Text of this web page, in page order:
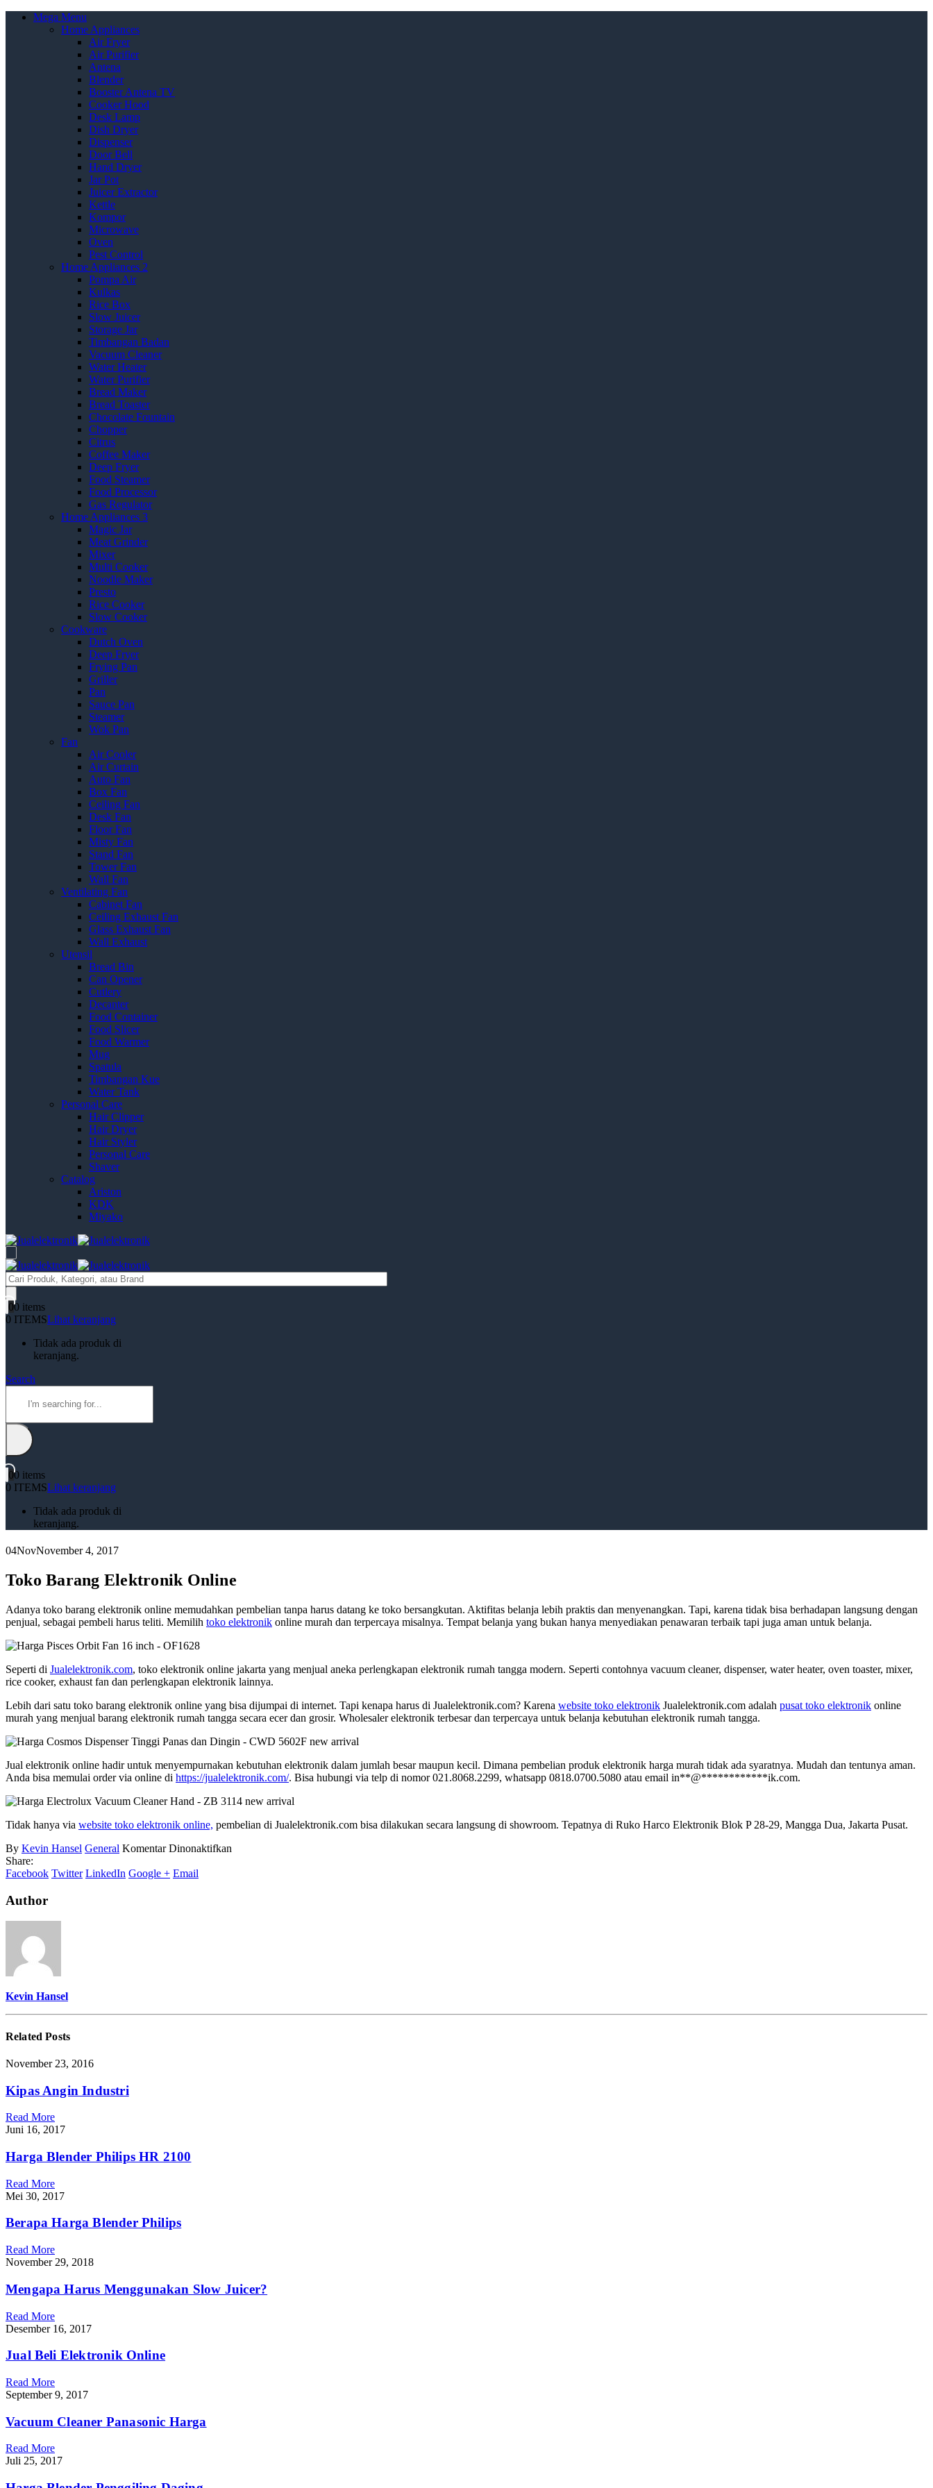
Mega Menu
Home Appliances
Air Fryer
Air Purifier
Antena
Blender
Booster Antena TV
Cooker Hood
Desk Lamp
Dish Dryer
Dispenser
Door Bell
Hand Dryer
Jar Pot
Juicer Extractor
Kettle
Kompor
Microwave
Oven
Pest Control
Home Appliances 2
Pompa Air
Kulkas
Rice Box
Slow Juicer
Storage Jar
Timbangan Badan
Vacuum Cleaner
Water Heater
Water Purifier
Bread Maker
Bread Toaster
Chocolate Fountain
Chopper
Citrus
Coffee Maker
Deep Fryer
Food Steamer
Food Processor
Gas Regulator
Home Appliances 3
Magic Jar
Meat Grinder
Mixer
Multi Cooker
Noodle Maker
Presto
Rice Cooker
Slow Cooker
Cookware
Dutch Oven
Deep Fryer
Frying Pan
Griller
Pan
Sauce Pan
Steamer
Wok Pan
Fan
Air Cooler
Air Curtain
Auto Fan
Box Fan
Ceiling Fan
Desk Fan
Floor Fan
Misty Fan
Stand Fan
Tower Fan
Wall Fan
Ventilating Fan
Cabinet Fan
Ceiling Exhaust Fan
Glass Exhaust Fan
Wall Exhaust
Utensil
Bread Bin
Can Opener
Cutlery
Decanter
Food Container
Food Slicer
Food Warmer
Mug
Spatula
Timbangan Kue
Water Tank
Personal Care
Hair Clipper
Hair Dryer
Hair Styler
Personal Care
Shaver
Catalog
Ariston
KDK
Miyako
Products
search
00 items
0 ITEMSLihat keranjang
Tidak ada produk di
keranjang.
Search
00 items
0 ITEMSLihat keranjang
Tidak ada produk di
keranjang.
04NovNovember 4, 2017
Toko Barang Elektronik Online
Adanya toko barang elektronik online memudahkan pembelian tanpa harus datang ke toko bersangkutan. Aktifitas belanja lebih praktis dan menyenangkan. Tapi, karena tidak bisa berhadapan langsung dengan
penjual, sebagai pembeli harus teliti. Memilih toko elektronik online murah dan terpercaya misalnya. Tempat belanja yang bukan hanya menyediakan penawaran terbaik tapi juga aman untuk belanja.
Seperti di Jualelektronik.com, toko elektronik online jakarta yang menjual aneka perlengkapan elektronik rumah tangga modern. Seperti contohnya vacuum cleaner, dispenser, water heater, oven toaster, mixer,
rice cooker, exhaust fan dan perlengkapan elektronik lainnya.
Lebih dari satu toko barang elektronik online yang bisa dijumpai di internet. Tapi kenapa harus di Jualelektronik.com? Karena website toko elektronik Jualelektronik.com adalah pusat toko elektronik online
murah yang menjual barang elektronik rumah tangga secara ecer dan grosir. Wholesaler elektronik terbesar dan terpercaya untuk belanja kebutuhan elektronik rumah tangga.
Jual elektronik online hadir untuk menyempurnakan kebutuhan elektronik dalam jumlah besar maupun kecil. Dimana pembelian produk elektronik harga murah tidak ada syaratnya. Mudah dan tentunya aman.
Anda bisa memulai order via online di https://jualelektronik.com/. Bisa hubungi via telp di nomor 021.8068.2299, whatsapp 0818.0700.5080 atau email in**@************ik.com.
Tidak hanya via website toko elektronik online, pembelian di Jualelektronik.com bisa dilakukan secara langsung di showroom. Tepatnya di Ruko Harco Elektronik Blok P 28-29, Mangga Dua, Jakarta Pusat.
By Kevin Hansel General Komentar Dinonaktifkan
Share:
Facebook Twitter LinkedIn Google + Email
Author
Kevin Hansel
RelatedPosts
November 23, 2016
Kipas Angin Industri
Read More
Juni 16, 2017
Harga Blender Philips HR 2100
Read More
Mei 30, 2017
Berapa Harga Blender Philips
Read More
November 29, 2018
Mengapa Harus Menggunakan Slow Juicer?
Read More
Desember 16, 2017
Jual Beli Elektronik Online
Read More
September 9, 2017
Vacuum Cleaner Panasonic Harga
Read More
Juli 25, 2017